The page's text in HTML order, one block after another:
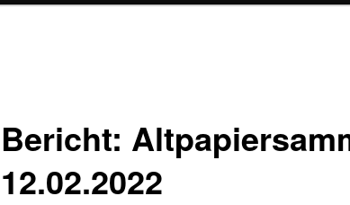
Bericht:
12.02.2022